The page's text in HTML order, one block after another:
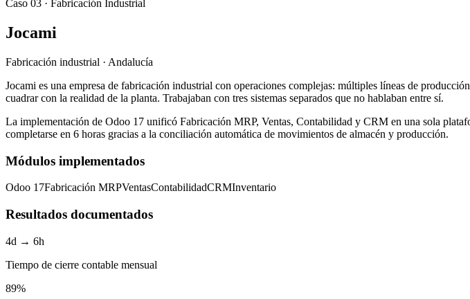
Caso 03 · Fabricación Industrial
Jocami
Fabricación industrial · Andalucía
Jocami es una empresa de fabricación industrial con operaciones complejas: múltiples líneas de
cuadrar con la realidad de la planta. Trabajaban con tres sistemas separados que no hablaban entre sí.
La implementación de Odoo 17 unificó Fabricación MRP, Ventas, Contabilidad y CRM en una sola
completarse en 6 horas gracias a la conciliación automática de movimientos de almacén y producción.
Módulos implementados
Odoo 17Fabricación MRPVentasContabilidadCRMInventario
Resultados documentados
4d → 6h
Tiempo de cierre contable mensual
89%